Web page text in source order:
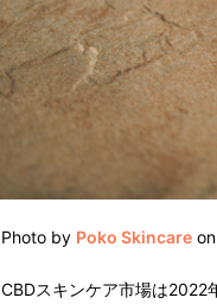
Photo by Poko Skincare on
CBDスキンケア市場は